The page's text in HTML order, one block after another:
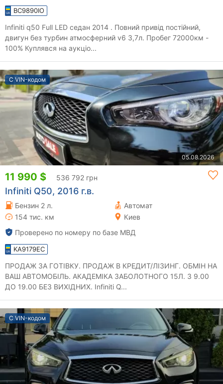
BC9890IO
Infiniti q50 Full LED седан 2014 . Повний привід постійний,
двигун без турбин атмосферний v6 3,7л. Пробег 72000км -
100% Куплявся на аукціо...
С VIN-кодом
05.08.2026
11 990 $ 536 792 грн
Infiniti Q50, 2016 г.в.
Бензин 2 л.
Автомат
154 тис. км
Киев
Проверено по номеру по базе МВД
KA9179EC
ПРОДАЖ ЗА ГОТІВКУ. ПРОДАЖ В КРЕДИТ/ЛІЗИНГ. ОБМІН НА
ВАШ АВТОМОБІЛЬ. АКАДЕМІКА ЗАБОЛОТНОГО 15Л. З 9.00
ДО 19.00 БЕЗ ВИХІДНИХ. Infiniti Q...
С VIN-кодом